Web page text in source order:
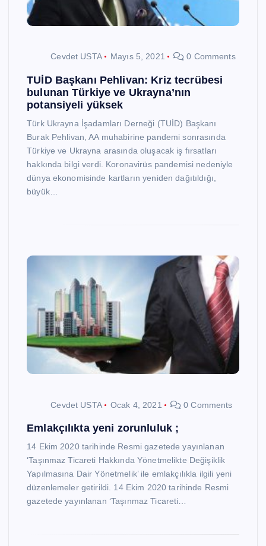
Cevdet USTA Mayıs 5, 2021 0 Comments
TUİD Başkanı Pehlivan: Kriz tecrübesi
bulunan Türkiye ve Ukrayna’nın
potansiyeli yüksek
Türk Ukrayna İşadamları Derneği (TUİD) Başkanı
Burak Pehlivan, AA muhabirine pandemi sonrasında
Türkiye ve Ukrayna arasında oluşacak iş fırsatları
hakkında bilgi verdi. Koronavirüs pandemisi nedeniyle
dünya ekonomisinde kartların yeniden dağıtıldığı,
büyük…
Cevdet USTA Ocak 4, 2021 0 Comments
Emlakçılıkta yeni zorunluluk ;
14 Ekim 2020 tarihinde Resmi gazetede yayınlanan
‘Taşınmaz Ticareti Hakkında Yönetmelikte Değişiklik
Yapılmasına Dair Yönetmelik’ ile emlakçılıkla ilgili yeni
düzenlemeler getirildi. 14 Ekim 2020 tarihinde Resmi
gazetede yayınlanan ‘Taşınmaz Ticareti…